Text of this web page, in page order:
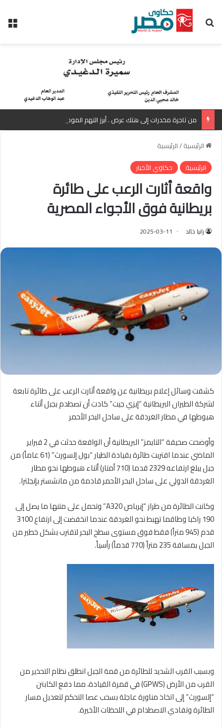
بحث عن
الرئيسية/الرئيسية
الرئيسية
حكاوي الأخبار
واقعة أثارت الرعب على طائرة
بريطانية فوق الأجواء المصرية
رانيا خالد 2025-03-11
كشفت وسائل إعلام بريطانية عن واقعة أثارت الرعب على طائرة تابعة
لشركة الطيران البريطانية “إيزي جيت” كادت أن تصطدم بجبل أثناء
هبوطها في مطار الغردقة على ساحل البحر الأحمر
وأوضحت صحيفة “التايمز” البريطانية أن الواقعة حدثت في 2 فبراير
الماضي عندما اقتربت طائرة بقيادة الطيار “بول إلسورث” (61 عاماً) من
جبل يبلغ ارتفاعه 2329 قدما (710 أمتار) أثناء هبوطها نحو مطار
الغردقة الدولي على ساحل البحر الأحمر قادمة من مانشستر بإنجلترا.
وكانت الطائرة من طراز “إيرباص A320” وتحمل على متنها ما يصل إلى
190 راكبا وطاقما تهبط نحو الغردقة عندما انخفضت إلى ارتفاع 3100
قدم (945 متراً) فقط فوق مستوى سطح البحر لتقترب بشكل خطير من
الجبل بمسافة 235 متراً (770 قدماً) رأسياً.
وبسبب القرب الشديد للطائرة من قمة الجبل انطلق نظام التحذير من
القرب من الأرض (GPWS) في قمرة القيادة، مما دفع الكابتن
“إلسورث” إلى اتخاذ مناورة عاجلة بسحب عصا التحكم لتعديل مسار
الطائرة وتفادي الاصطدام في اللحظات الأخيرة.